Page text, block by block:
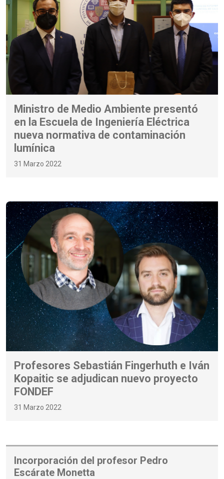
Ministro de Medio Ambiente presentó
en la Escuela de Ingeniería Eléctrica
nueva normativa de contaminación
lumínica
31 Marzo 2022
Profesores Sebastián Fingerhuth e Iván
Kopaitic se adjudican nuevo proyecto
FONDEF
31 Marzo 2022
Incorporación del profesor Pedro
Escárate Monetta